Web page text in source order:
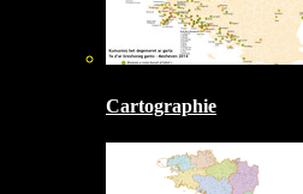
Cartographie